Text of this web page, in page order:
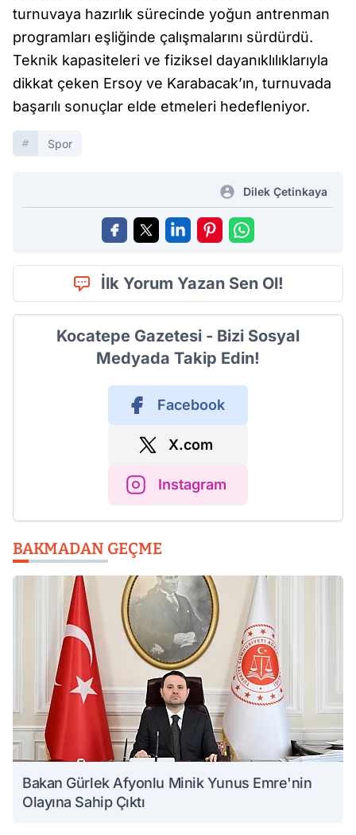
turnuvaya hazırlık sürecinde yoğun antrenman
programları eşliğinde çalışmalarını sürdürdü.
Teknik kapasiteleri ve fiziksel dayanıklılıklarıyla
dikkat çeken Ersoy ve Karabacak’ın, turnuvada
başarılı sonuçlar elde etmeleri hedefleniyor.
Spor
Dilek Çetinkaya
İlk Yorum Yazan Sen Ol!
Kocatepe Gazetesi - Bizi Sosyal
Medyada Takip Edin!
Facebook
X.com
Instagram
BAKMADAN GEÇME
Bakan Gürlek Afyonlu Minik Yunus Emre'nin
Olayına Sahip Çıktı